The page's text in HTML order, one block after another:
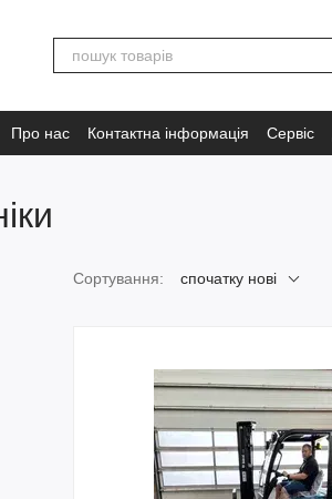
Про нас Контактна інформація Сервіс
Інформація
Сортування: спочатку нові